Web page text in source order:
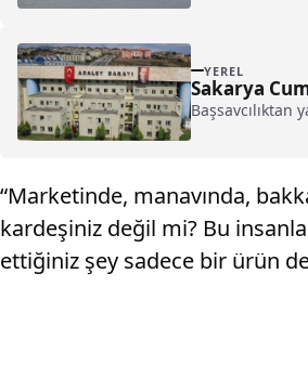
YEREL
Sakarya
Başsavcılıktan
“Marketinde, manavında,
kardeşiniz değil mi? Bu
ettiğiniz şey sadece bir ürün